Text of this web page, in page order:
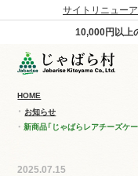
サイトリニュー
10,000円以上
HOME
お知らせ
新商品「じゃばらレアチーズケー
2025.07.15
じゃばらの商品
産地直送!旬の商品
商品の分類から探